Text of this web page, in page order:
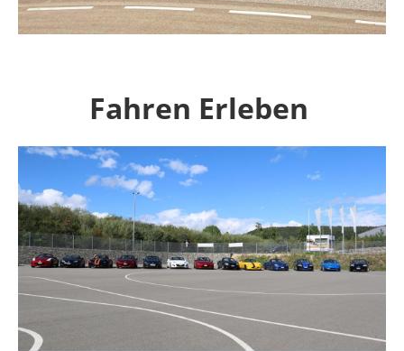
Fahren Erleben